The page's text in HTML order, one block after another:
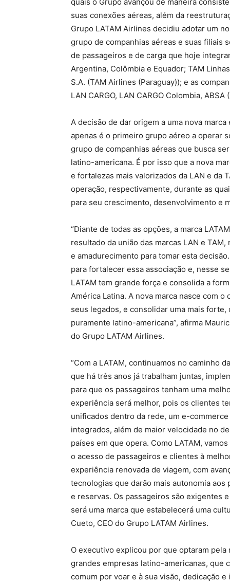
suas conexões aéreas, além da
Grupo LATAM Airlines decidiu adotar um
grupo de companhias aéreas e suas filiais
de passageiros e de carga que hoje
Argentina, Colômbia e Equador; TAM
S.A. (TAM Airlines (Paraguay)); e as
LAN CARGO, LAN CARGO Colombia, ABSA
A decisão de dar origem a uma nova
apenas é o primeiro grupo aéreo a operar
grupo de companhias aéreas que busca
latino-americana. É por isso que a nova
e fortalezas mais valorizados da LAN e da
operação, respectivamente, durante as
para seu crescimento, desenvolvimento e
“Diante de todas as opções, a marca
resultado da união das marcas LAN e
e amadurecimento para tomar esta
para fortalecer essa associação e, nesse
LATAM tem grande força e consolida a
América Latina. A nova marca nasce com
seus legados, e consolidar uma mais
puramente latino-americana”, afirma
do Grupo LATAM Airlines.
“Com a LATAM, continuamos no caminho
que há três anos já trabalham juntas,
para que os passageiros tenham uma
experiência será melhor, pois os clientes
unificados dentro da rede, um e-
integrados, além de maior velocidade no
países em que opera. Como LATAM,
o acesso de passageiros e clientes à
experiência renovada de viagem, com
tecnologias que darão mais autonomia
e reservas. Os passageiros são exigentes
será uma marca que estabelecerá uma
Cueto, CEO do Grupo LATAM Airlines.
O executivo explicou por que optaram pela
grandes empresas latino-americanas, que
comum por voar e à sua visão, dedicação